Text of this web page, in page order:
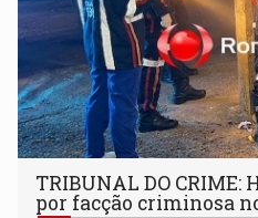
TRIBUNAL DO CRIME:
por facção criminosa